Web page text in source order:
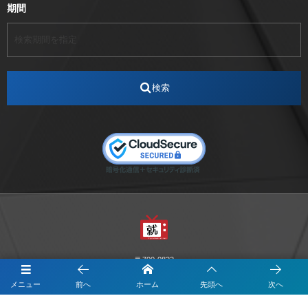
メニュー 前へ ホーム 先頭へ 次へ
エスタカヤ電子工業
オンライン カイタック
キーエンス流性弱説経営 キーエンス解剖
セレクトショップ
ナカシマプロペラ ナカシマプロペラ株式会社
ノートルダム ノートルダム清心
期間
検索
〒700-0822
岡山市北区表町1-10-34山陽ビル2階
Y&I Communication.LABO